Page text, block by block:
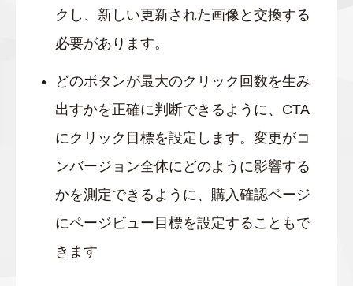
クし、新しい更新された画像と交換する
必要があります。
どのボタンが最大のクリック回数を生み
出すかを正確に判断できるように、CTA
にクリック目標を設定します。変更がコ
ンバージョン全体にどのように影響する
かを測定できるように、購入確認ページ
にページビュー目標を設定することもで
きます